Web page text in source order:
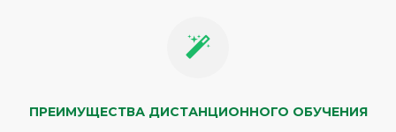
ПРЕИМУЩЕСТВА ДИСТАНЦИОННОГО ОБУЧЕНИЯ